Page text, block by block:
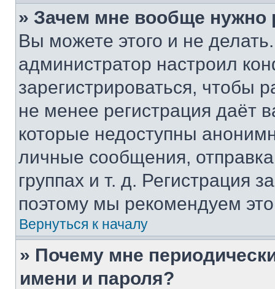
» Зачем мне вообще нужно
Вы можете этого и не
администратор настроил
зарегистрироваться, чтобы
не менее регистрация даёт
которые недоступны
личные сообщения,
группах и т. д. Регистрация
поэтому мы рекомендуем
Вернуться к началу
» Почему мне
имени и пароля?